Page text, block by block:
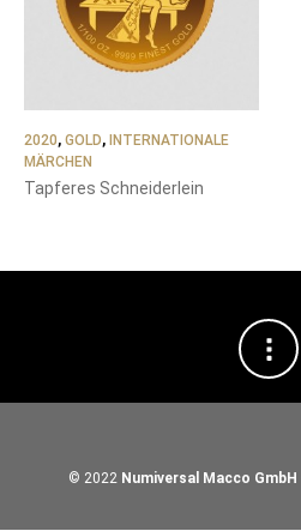
2020, GOLD, INTERNATIONALE
MÄRCHEN
Tapferes Schneiderlein
© 2022 Numiversal Macco GmbH